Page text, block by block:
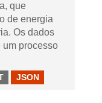
que
de energia
Os dados
processo
JSON